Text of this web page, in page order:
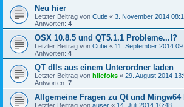
Neu hier
Letzter Beitrag von Cutie « 3. November 2014
Antworten: 4
OSX 10.8.5 und QT5.1.1 Probleme...!?
Letzter Beitrag von Cutie « 11. September 2014
Antworten: 4
QT dlls aus einem Unterordner laden
Letzter Beitrag von hilefoks « 29. August 2014
Antworten: 7
Allgemeine Fragen zu Qt und
Letzter Beitrag von auser « 14. Juli 2014 16:48